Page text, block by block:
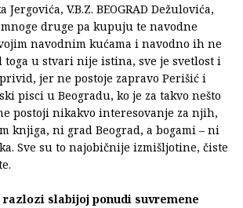
V.B.Z. BEOGRAD Dežulovića,
druge pa kupuju te navodne
navodnim kućama i navodno ih ne
toga u stvari nije istina, sve je svetlost i
jer ne postoje zapravo Perišić i
pisci u Beogradu, ko je za takvo nešto
postoji nikakvo interesovanje za njih,
knjiga, ni grad Beograd, a bogami – ni
Sve su to najobičnije izmišljotine, čiste
slabijoj ponudi suvremene